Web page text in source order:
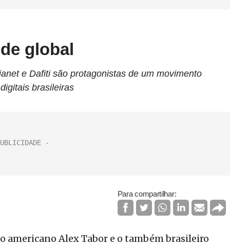
global
e Dafiti são protagonistas de um movimento
brasileiras
Para compartilhar:
americano Alex Tabor e o também brasileiro